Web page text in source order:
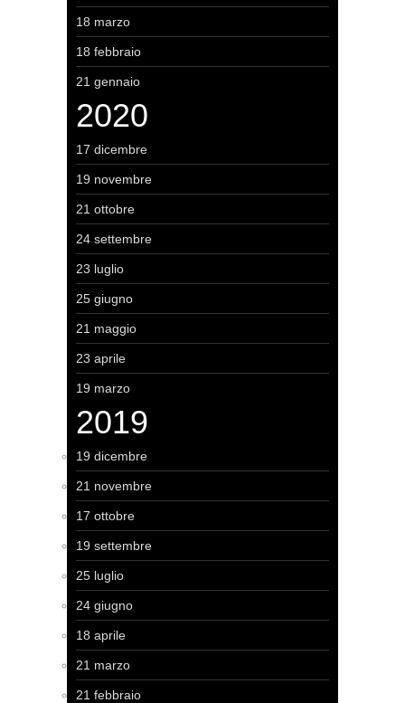
18 marzo
18 febbraio
21 gennaio
2020
17 dicembre
19 novembre
21 ottobre
24 settembre
23 luglio
25 giugno
21 maggio
23 aprile
19 marzo
2019
19 dicembre
21 novembre
17 ottobre
19 settembre
25 luglio
24 giugno
18 aprile
21 marzo
21 febbraio